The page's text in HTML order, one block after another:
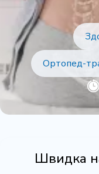
Ортопед-
Швидка